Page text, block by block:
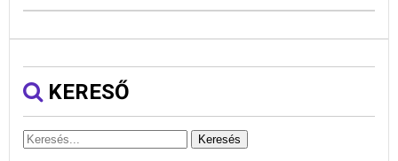
KERESŐ
Keresés